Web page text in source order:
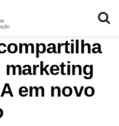
em novo